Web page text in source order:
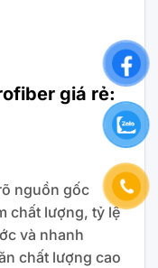
giá rẻ:
nguồn gốc
chất lượng, tỷ lệ
và nhanh
chất lượng cao